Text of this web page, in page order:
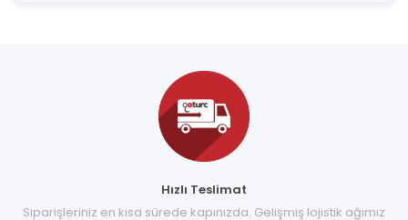
Hızlı Teslimat
Siparişleriniz en kısa sürede kapınızda. Gelişmiş lojistik ağımız